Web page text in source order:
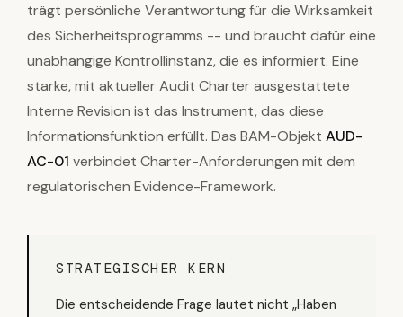
trägt persönliche Verantwortung für die Wirksamkeit
des Sicherheitsprogramms -- und braucht dafür eine
unabhängige Kontrollinstanz, die es informiert. Eine
starke, mit aktueller Audit Charter ausgestattete
Interne Revision ist das Instrument, das diese
Informationsfunktion erfüllt. Das BAM-Objekt AUD-
AC-01 verbindet Charter-Anforderungen mit dem
regulatorischen Evidence-Framework.
STRATEGISCHER KERN
Die entscheidende Frage lautet nicht „Haben